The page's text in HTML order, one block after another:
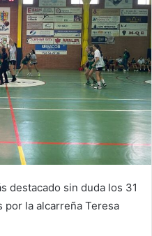
destacado sin duda los 31
la alcarreña Teresa